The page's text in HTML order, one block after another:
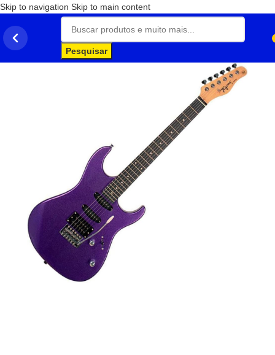
Skip to navigation Skip to main content
Pesquisar